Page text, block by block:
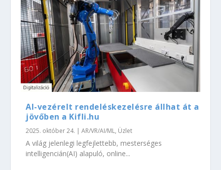
AI-vezérelt rendeléskezelésre állhat át a
jövőben a Kifli.hu
2025. október 24. |AR/VR/AI/ML, Üzlet
A világ jelenlegi legfejlettebb, mesterséges
intelligencián(AI) alapuló, online...